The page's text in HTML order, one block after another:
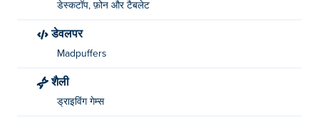
डेस्कटॉप, फ़ोन और टैबलेट
डेवलपर
Madpuffers
शैली
ड्राइविंग गेम्स